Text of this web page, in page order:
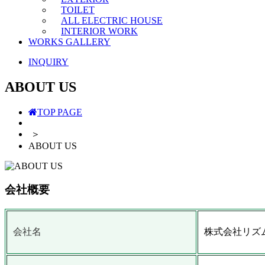
TOILET
ALL ELECTRIC HOUSE
INTERIOR WORK
WORKS GALLERY
INQUIRY
ABOUT US
TOP PAGE
＞
ABOUT US
会社概要
会社名​ 株式会社リズ